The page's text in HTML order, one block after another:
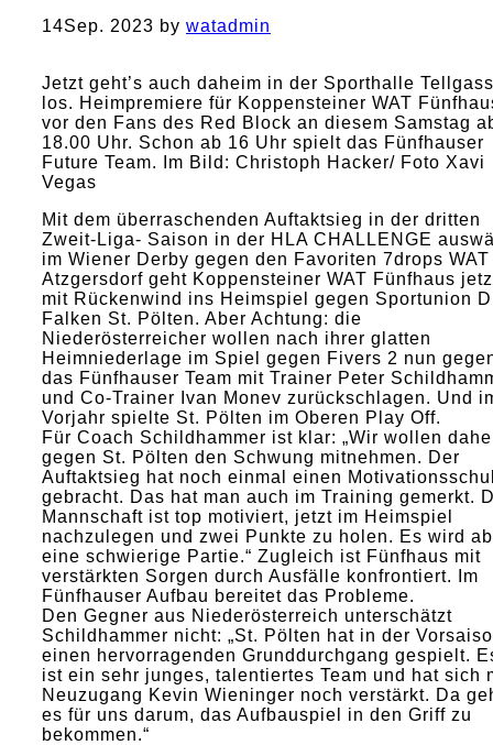
14Sep. 2023 by watadmin
Jetzt geht’s auch daheim in der Sporthalle
los. Heimpremiere für Koppensteiner WAT
vor den Fans des Red Block an diesem Samstag
18.00 Uhr. Schon ab 16 Uhr spielt das Fünfhauser
Future Team. Im Bild: Christoph Hacker/ Foto Xavi
Vegas
Mit dem überraschenden Auftaktsieg in der dritten
Zweit-Liga- Saison in der HLA CHALLENGE
im Wiener Derby gegen den Favoriten 7drops WAT
Atzgersdorf geht Koppensteiner WAT Fünfhaus
mit Rückenwind ins Heimspiel gegen Sportunion
Falken St. Pölten. Aber Achtung: die
Niederösterreicher wollen nach ihrer glatten
Heimniederlage im Spiel gegen Fivers 2 nun
das Fünfhauser Team mit Trainer Peter
und Co-Trainer Ivan Monev zurückschlagen. Und
Vorjahr spielte St. Pölten im Oberen Play Off.
Für Coach Schildhammer ist klar: „Wir wollen
gegen St. Pölten den Schwung mitnehmen. Der
Auftaktsieg hat noch einmal einen
gebracht. Das hat man auch im Training gemerkt.
Mannschaft ist top motiviert, jetzt im Heimspiel
nachzulegen und zwei Punkte zu holen. Es wird
eine schwierige Partie.“ Zugleich ist Fünfhaus mit
verstärkten Sorgen durch Ausfälle konfrontiert. Im
Fünfhauser Aufbau bereitet das Probleme.
Den Gegner aus Niederösterreich unterschätzt
Schildhammer nicht: „St. Pölten hat in der
einen hervorragenden Grunddurchgang gespielt.
ist ein sehr junges, talentiertes Team und hat sich
Neuzugang Kevin Wieninger noch verstärkt. Da
es für uns darum, das Aufbauspiel in den Griff zu
bekommen.“